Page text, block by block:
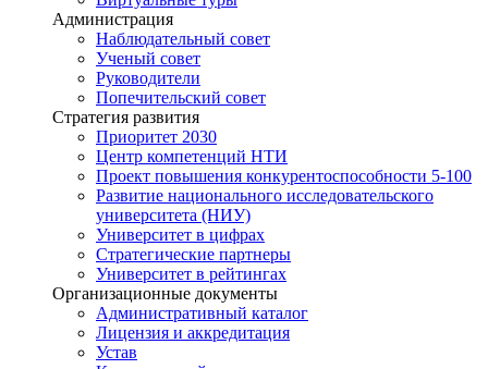
Администрация
Наблюдательный совет
Ученый совет
Руководители
Попечительский совет
Стратегия развития
Приоритет 2030
Центр компетенций НТИ
Проект повышения конкурентоспособности 5-100
Развитие национального исследовательского
университета (НИУ)
Университет в цифрах
Стратегические партнеры
Университет в рейтингах
Организационные документы
Административный каталог
Лицензия и аккредитация
Устав